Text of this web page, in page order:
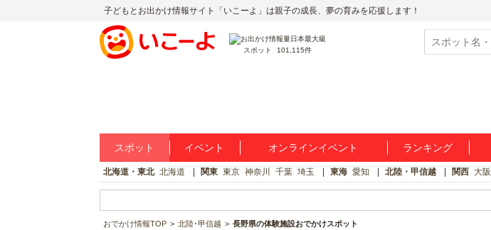
子どもとお出かけ情報サイト「いこーよ」は親子の成長、夢の育みを応援します！
スポット 101,115件
スポット イベント オンラインイベント ランキング
北海道・東北 北海道 関東 東京 神奈川 千葉 埼玉 東海 愛知 北陸・甲信越 関西 大阪
おでかけ情報TOP 北陸･甲信越 長野県の体験施設おでかけスポット